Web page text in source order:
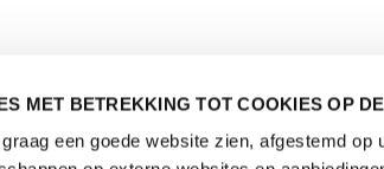
MET BETREKKING TOT COOKIES OP
een goede website zien, afgestemd